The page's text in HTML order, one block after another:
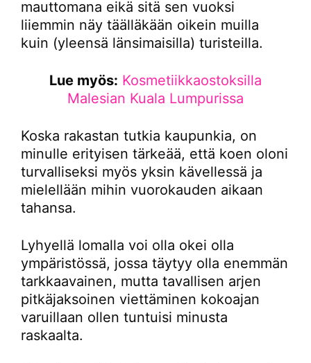
mauttomana eikä sitä sen vuoksi
liiemmin näy täälläkään oikein muilla
kuin (yleensä länsimaisilla) turisteilla.
Lue myös: Kosmetiikkaostoksilla
Malesian Kuala Lumpurissa
Koska rakastan tutkia kaupunkia, on
minulle erityisen tärkeää, että koen oloni
turvalliseksi myös yksin kävellessä ja
mielellään mihin vuorokauden aikaan
tahansa.
Lyhyellä lomalla voi olla okei olla
ympäristössä, jossa täytyy olla enemmän
tarkkaavainen, mutta tavallisen arjen
pitkäjaksoinen viettäminen kokoajan
varuillaan ollen tuntuisi minusta
raskaalta.